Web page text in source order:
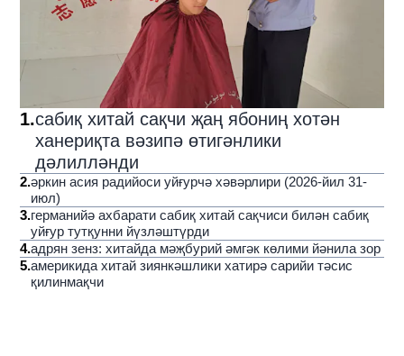
1.сабиқ хитай сақчи җаң ябониң хотән
ханериқта вәзипә өтигәнлики
дәлилләнди
2.әркин асия радийоси уйғурчә хәвәрлири (2026-йил 31-
июл)
3.германийә ахбарати сабиқ хитай сақчиси билән сабиқ
уйғур тутқунни йүзләштүрди
4.адрян зенз: хитайда мәҗбурий әмгәк көлими йәнила зор
5.америкида хитай зиянкәшлики хатирә сарийи тәсис
қилинмақчи